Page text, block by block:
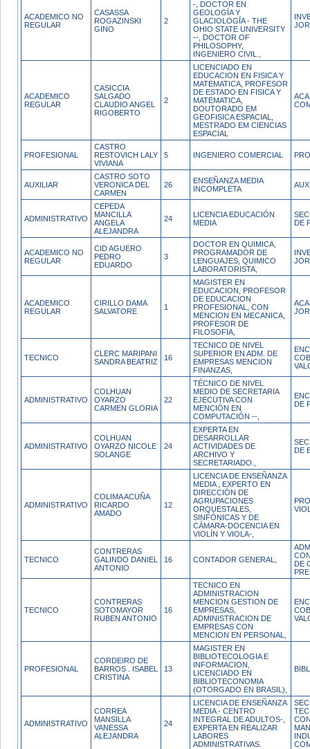
ACADEMICO NO
REGULAR
CASASSA
ROGAZINSKI
GINO
2
-, DOCTOR EN
GEOLOGÍA Y
GLACIOLOGÍA - THE
OHIO STATE UNIVERSITY
--, DOCTOR OF
PHILOSOPHY,
INGENIERO CIVIL.,
ACADEMICO
REGULAR
CASICCIA
SALGADO
CLAUDIO ANGEL
RIGOBERTO
2
LICENCIADO EN
EDUCACION EN FISICA Y
MATEMATICA, PROFESOR
DE ESTADO EN FISICA Y
MATEMATICA,
DOUTORADO EM
GEOFISICA ESPACIAL,
MESTRADO EM CIENCIAS
ESPACIAL
PROFESIONAL
CASTRO
RESTOVICH LALY
VIVIANA
5 INGENIERO COMERCIAL
AUXILIAR
CASTRO SOTO
VERONICA DEL
CARMEN
26
ENSEÑANZA MEDIA
INCOMPLETA
ADMINISTRATIVO
CEPEDA
MANCILLA
ANGELA
ALEJANDRA
24
LICENCIA EDUCACIÓN
MEDIA
DE
ACADEMICO NO
REGULAR
CID AGUERO
PEDRO
EDUARDO
3
DOCTOR EN QUIMICA,
PROGRAMADOR DE
LENGUAJES, QUIMICO
LABORATORISTA,
ACADEMICO
REGULAR
CIRILLO DAMA
SALVATORE
1
MAGISTER EN
EDUCACION, PROFESOR
DE EDUCACION
PROFESIONAL, CON
MENCION EN MECANICA,
PROFESOR DE
FILOSOFIA,
TECNICO
CLERC MARIPANI
SANDRA BEATRIZ
16
TECNICO DE NIVEL
SUPERIOR EN ADM. DE
EMPRESAS MENCION
FINANZAS,
ADMINISTRATIVO
COLHUAN
OYARZO
CARMEN GLORIA
22
TÉCNICO DE NIVEL
MEDIO DE SECRETARIA
EJECUTIVA CON
MENCIÓN EN
COMPUTACIÓN --,
DE
ADMINISTRATIVO
COLHUAN
OYARZO NICOLE
SOLANGE
24
EXPERTA EN
DESARROLLAR
ACTIVIDADES DE
ARCHIVO Y
SECRETARIADO.,
DE
ADMINISTRATIVO
COLIMA ACUÑA
RICARDO
AMADO
12
LICENCIA DE ENSEÑANZA
MEDIA , EXPERTO EN
DIRECCIÓN DE
AGRUPACIONES
ORQUESTALES,
SINFÓNICAS Y DE
CÁMARA-DOCENCIA EN
VIOLÍN Y VIOLA-,
TECNICO
CONTRERAS
GALINDO DANIEL
ANTONIO
16 CONTADOR GENERAL,
DE
TECNICO
CONTRERAS
SOTOMAYOR
RUBEN ANTONIO
16
TECNICO EN
ADMINISTRACION
MENCION GESTION DE
EMPRESAS,
ADMINISTRACION DE
EMPRESAS CON
MENCION EN PERSONAL,
PROFESIONAL
CORDEIRO DE
BARROS . ISABEL
CRISTINA
13
MAGISTER EN
BIBLIOTECOLOGIA E
INFORMACION,
LICENCIADO EN
BIBLIOTECONOMIA
(OTORGADO EN BRASIL),
ADMINISTRATIVO
CORREA
MANSILLA
VANESSA
ALEJANDRA
24
LICENCIA DE ENSEÑANZA
MEDIA - CENTRO
INTEGRAL DE ADULTOS-,
EXPERTA EN REALIZAR
LABORES
ADMINISTRATIVAS.